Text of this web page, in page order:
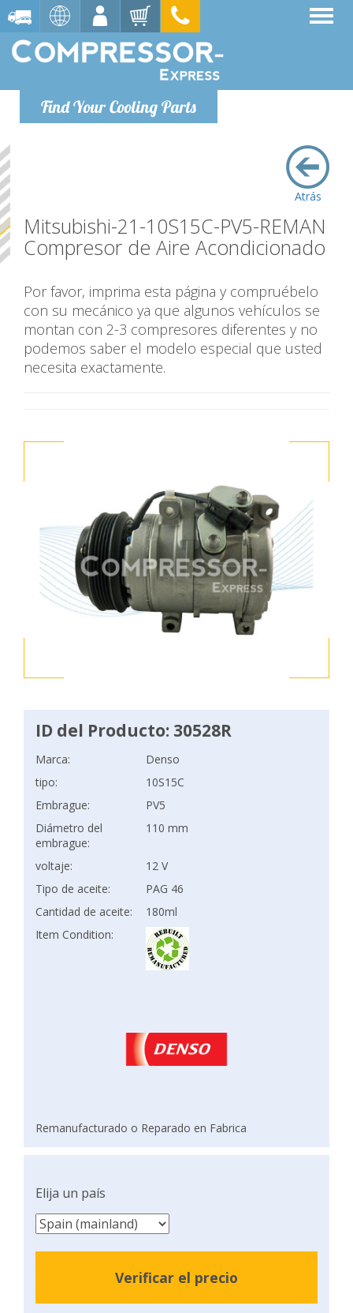
Find Your Cooling Parts
Atrás
Mitsubishi-21-10S15C-PV5-REMAN
Compresor de Aire Acondicionado
Por favor, imprima esta página y compruébelo
con su mecánico ya que algunos vehículos se
montan con 2-3 compresores diferentes y no
podemos saber el modelo especial que usted
necesita exactamente.
ID del Producto: 30528R
Marca:
Denso
tipo:
10S15C
Embrague:
PV5
Diámetro del
embrague:
110 mm
voltaje:
12 V
Tipo de aceite:
PAG 46
Cantidad de aceite:
180ml
Item Condition:
Remanufacturado o Reparado en Fabrica
Elija un país
Verificar el precio